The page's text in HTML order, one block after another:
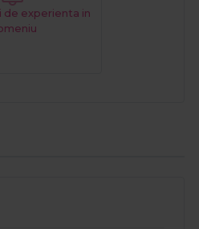
de experienta in